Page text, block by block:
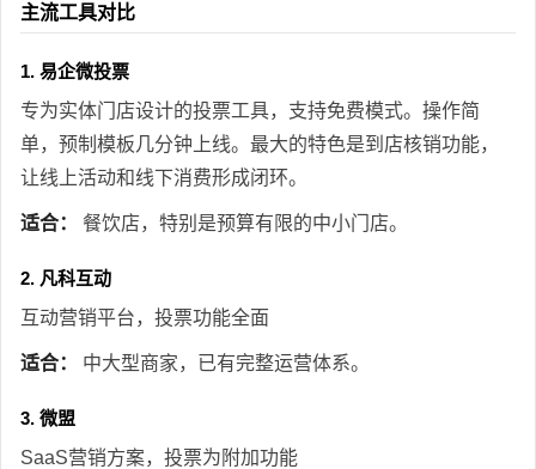
主流工具对比
1. 易企微投票
专为实体门店设计的投票工具，支持免费模式。操作简
单，预制模板几分钟上线。最大的特色是到店核销功能，
让线上活动和线下消费形成闭环。
适合： 餐饮店，特别是预算有限的中小门店。
2. 凡科互动
互动营销平台，投票功能全面
适合： 中大型商家，已有完整运营体系。
3. 微盟
SaaS营销方案，投票为附加功能